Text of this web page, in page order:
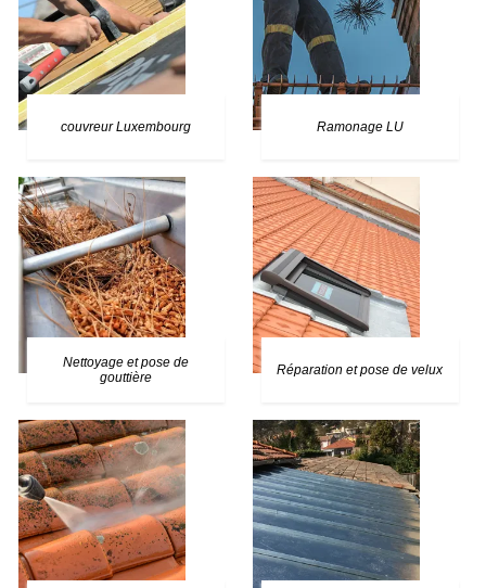
couvreur Luxembourg Ramonage LU
Nettoyage et pose de
gouttière
Réparation et pose de velux